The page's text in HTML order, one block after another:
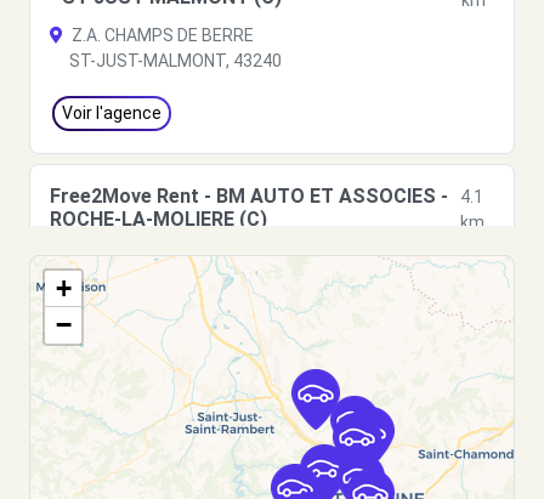
Z.A. CHAMPS DE BERRE
ST-JUST-MALMONT, 43240
Voir l'agence
Free2Move Rent - BM AUTO ET ASSOCIES -
ROCHE-LA-MOLIERE (C)
4.1
km
RUE DES PIQUEURS DE FOND
ROCHE-LA-MOLIERE, 42230
Voir l'agence
Free2Move Rent - GARAGE JEAN PIERRE
TARDY - ST-GENEST-LERPT (C)
km
ROND-POINT DE DOURDEL
+
−